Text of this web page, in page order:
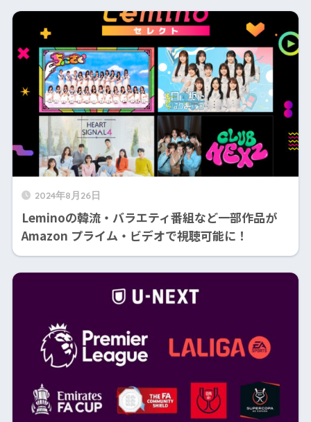
2024年8月26日
Leminoの韓流・バラエティ番組など一部作品が
Amazon プライム・ビデオで視聴可能に！